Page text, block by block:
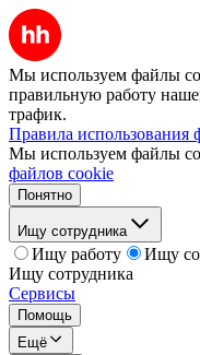
Мы используем файлы
правильную работу
трафик.
Правила использования
Мы используем файлы
файлов cookie
Понятно
Ищу сотрудника
Ищу работу
Ищу
Ищу сотрудника
Сервисы
Помощь
Ещё